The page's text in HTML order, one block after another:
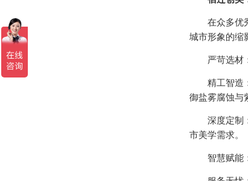
在众多优秀
城市形象的缩
严苛选材：
精工智造：
御盐雾腐蚀与
深度定制：
市美学需求。
智慧赋能：